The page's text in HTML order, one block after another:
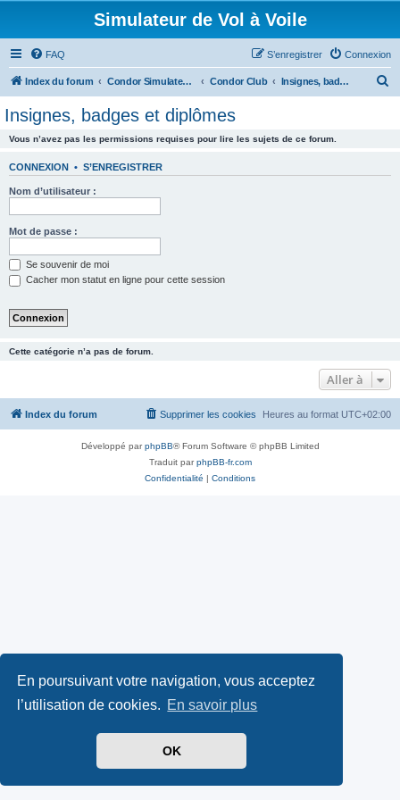
En poursuivant votre navigation, vous acceptez
l’utilisation de cookies. En savoir plus
OK
Simulateur de Vol à Voile
FAQ Connexion
S’enregistrer
Index du forum Condor Simulateur de Vol à Voile Condor Club Insignes, badges et diplômes
Insignes, badges et diplômes
Vous n’avez pas les permissions requises pour lire les sujets de ce forum.
CONNEXION • S’ENREGISTRER
Nom d’utilisateur :
Mot de passe :
Se souvenir de moi
Cacher mon statut en ligne pour cette session
Cette catégorie n’a pas de forum.
Aller à
Index du forum Heures au format UTC+02:00
Supprimer les cookies
Développé parphpBB® Forum Software © phpBB Limited
Traduit parphpBB-fr.com
Confidentialité | Conditions